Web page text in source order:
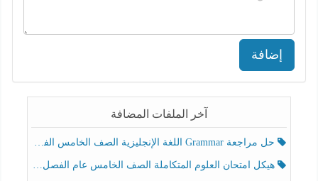
إضافة
آخر الملفات المضافة
حل مراجعة Grammar اللغة الإنجليزية الصف الخامس الفصل الثالث
هيكل امتحان العلوم المتكاملة الصف الخامس عام الفصل الدراسي الثالث 2025-2026